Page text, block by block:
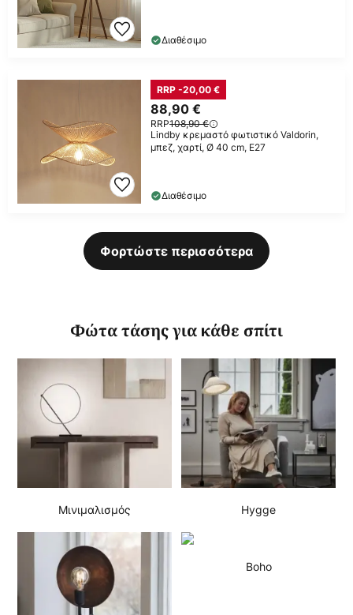
Διαθέσιμο
88,90 €
RRP108,90 €
RRP -20,00 €
Lindby κρεμαστό φωτιστικό Valdorin,
μπεζ, χαρτί, Ø 40 cm, E27
Διαθέσιμο
Φορτώστε περισσότερα
Φώτα τάσης για κάθε σπίτι
Μινιμαλισμός Hygge
Boho